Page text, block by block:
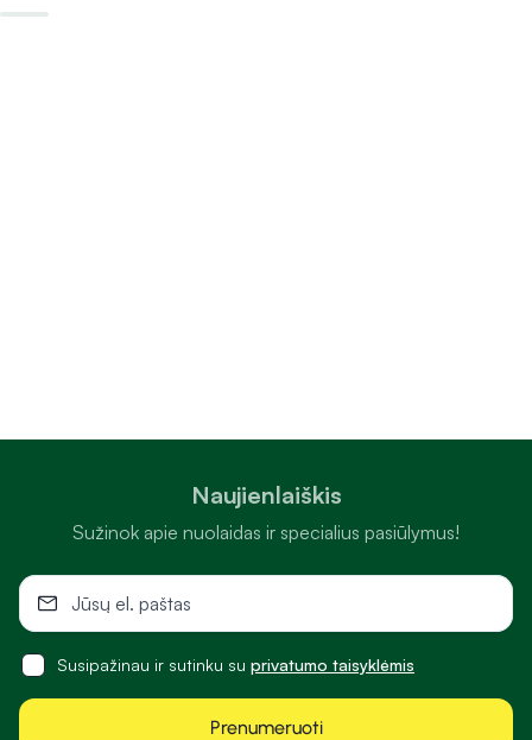
Naujienlaiškis
Sužinok apie nuolaidas ir specialius pasiūlymus!
Susipažinau ir sutinku su privatumo taisyklėmis
Prenumeruoti